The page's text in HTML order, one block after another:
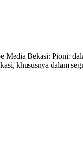
Media Bekasi: Pionir
khususnya dalam